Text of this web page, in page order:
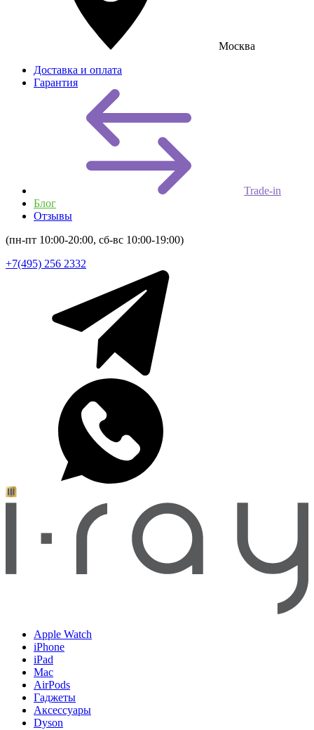
Москва
Доставка и оплата
Гарантия
Trade-in
Блог
Отзывы
(пн-пт 10:00-20:00, сб-вс 10:00-19:00)
+7(495) 256 2332
Apple Watch
iPhone
iPad
Mac
AirPods
Гаджеты
Аксессуары
Dyson